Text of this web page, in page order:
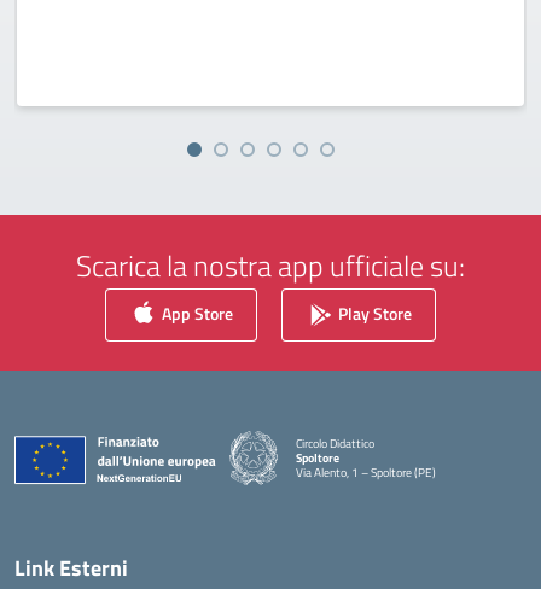
Scarica la nostra app ufficiale su:
App Store Play Store
Circolo Didattico
Spoltore
Via Alento, 1 – Spoltore (PE)
Link Esterni